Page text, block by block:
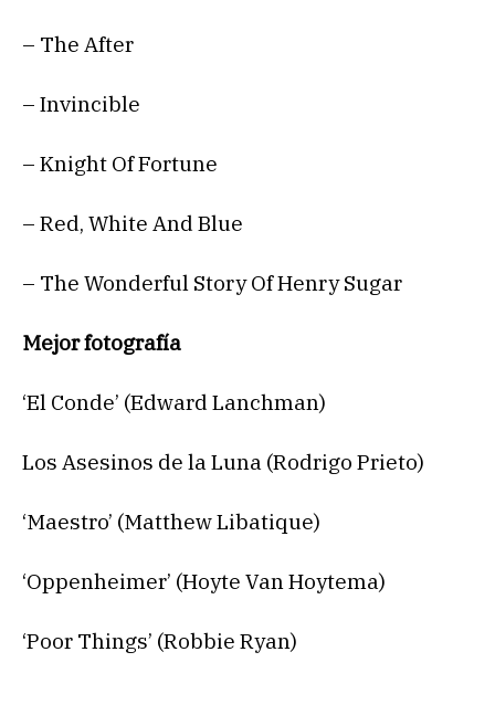
– The After
– Invincible
– Knight Of Fortune
– Red, White And Blue
– The Wonderful Story Of Henry Sugar
Mejor fotografía
‘El Conde’ (Edward Lanchman)
Los Asesinos de la Luna (Rodrigo Prieto)
‘Maestro’ (Matthew Libatique)
‘Oppenheimer’ (Hoyte Van Hoytema)
‘Poor Things’ (Robbie Ryan)